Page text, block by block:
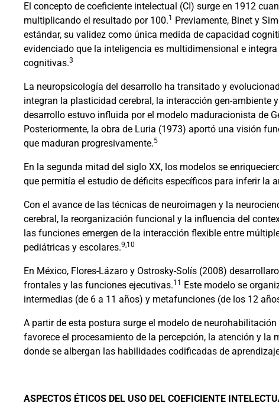
El concepto de coeficiente intelectual (CI) surge en 1912
multiplicando el resultado por 100.1 Previamente, Binet y
estándar, su validez como única medida de capacidad
evidenciado que la inteligencia es multidimensional e
cognitivas.3
La neuropsicología del desarrollo ha transitado y
integran la plasticidad cerebral, la interacción gen-ambiente
desarrollo estuvo influida por el modelo maduracionista de
Posteriormente, la obra de Luria (1973) aportó una visión
que maduran progresivamente.5
En la segunda mitad del siglo XX, los modelos se
que permitía el estudio de déficits específicos para inferir la
Con el avance de las técnicas de neuroimagen y la
cerebral, la reorganización funcional y la influencia del
las funciones emergen de la interacción flexible entre
pediátricas y escolares.9,10
En México, Flores-Lázaro y Ostrosky-Solís (2008)
frontales y las funciones ejecutivas.11
Este modelo se
intermedias (de 6 a 11 años) y metafunciones (de los 12
A partir de esta postura surge el modelo de
favorece el procesamiento de la percepción, la atención y
donde se albergan las habilidades codificadas de
ASPECTOS ÉTICOS DEL USO DEL COEFICIENTE